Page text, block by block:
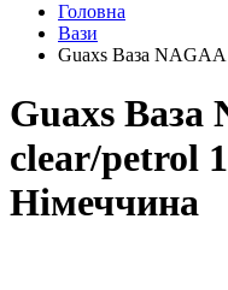
Головна
Вази
Guaxs Ваза
Guaxs Ваза
clear/petrol
Німеччина